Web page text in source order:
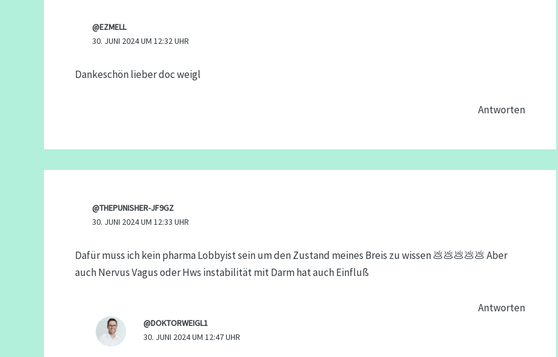
@EZMELL
30. JUNI 2024 UM 12:32 UHR
Dankeschön lieber doc weigl
Antworten
@THEPUNISHER-JF9GZ
30. JUNI 2024 UM 12:33 UHR
Dafür muss ich kein pharma Lobbyist sein um den Zustand meines Breis zu wissen 💩💩💩💩💩 Aber
auch Nervus Vagus oder Hws instabilität mit Darm hat auch Einfluß
Antworten
@DOKTORWEIGL1
30. JUNI 2024 UM 12:47 UHR